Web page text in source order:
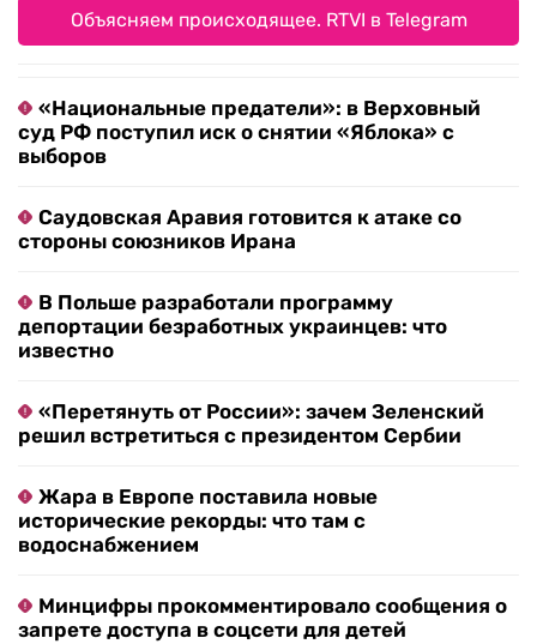
Объясняем происходящее. RTVI в Telegram
«Национальные предатели»: в Верховный
суд РФ поступил иск о снятии «Яблока» с
выборов
Саудовская Аравия готовится к атаке со
стороны союзников Ирана
В Польше разработали программу
депортации безработных украинцев: что
известно
«Перетянуть от России»: зачем Зеленский
решил встретиться с президентом Сербии
Жара в Европе поставила новые
исторические рекорды: что там с
водоснабжением
Минцифры прокомментировало сообщения о
запрете доступа в соцсети для детей